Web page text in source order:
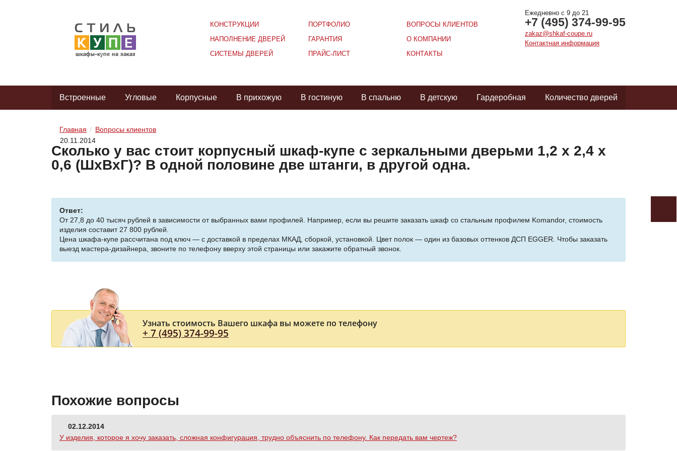
Ежедневно с 9 до 21
+7 (495) 374-99-95
zakaz@shkaf-coupe.ru
Контактная информация
КОНСТРУКЦИИ
НАПОЛНЕНИЕ ДВЕРЕЙ
СИСТЕМЫ ДВЕРЕЙ
ПОРТФОЛИО
ГАРАНТИЯ
ПРАЙС-ЛИСТ
ВОПРОСЫ КЛИЕНТОВ
О КОМПАНИИ
КОНТАКТЫ
Встроенные Угловые Корпусные В прихожую В гостиную В спальню В детскую Гардеробная Количество дверей
Главная
Вопросы клиентов
20.11.2014
Сколько у вас стоит корпусный шкаф-купе с зеркальными дверьми 1,2 х 2,4 х
0,6 (ШхВхГ)? В одной половине две штанги, в другой одна.
Ответ:
От 27,8 до 40 тысяч рублей в зависимости от выбранных вами профилей. Например, если вы решите заказать шкаф со стальным профилем Komandor, стоимость
изделия составит 27 800 рублей.
Цена шкафа-купе рассчитана под ключ — с доставкой в пределах МКАД, сборкой, установкой. Цвет полок — один из базовых оттенков ДСП EGGER. Чтобы заказать
выезд мастера-дизайнера, звоните по телефону вверху этой страницы или закажите обратный звонок.
Узнать стоимость Вашего шкафа вы можете по телефону
+ 7 (495) 374-99-95
Похожие вопросы
02.12.2014
У изделия, которое я хочу заказать, сложная конфигурация, трудно объяснить по телефону. Как передать вам чертеж?